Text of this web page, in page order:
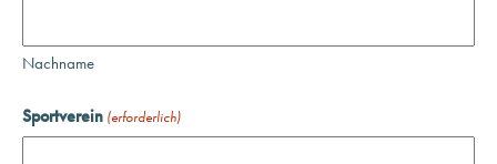
Nachname
Sportverein (erforderlich)